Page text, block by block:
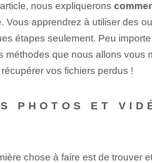
nous expliquerons
Vous apprendrez à utiliser des
étapes seulement. Peu
que nous allons vous
vos fichiers perdus !
PHOTOS ET
chose à faire est de trouver